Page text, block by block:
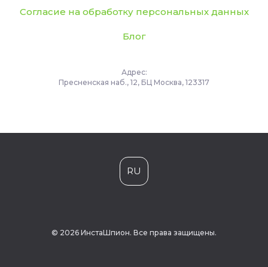
Согласие на обработку персональных данных
Блог
Адрес:
Пресненская наб., 12, БЦ Москва, 123317
RU
© 2026 ИнстаШпион. Все права защищены.